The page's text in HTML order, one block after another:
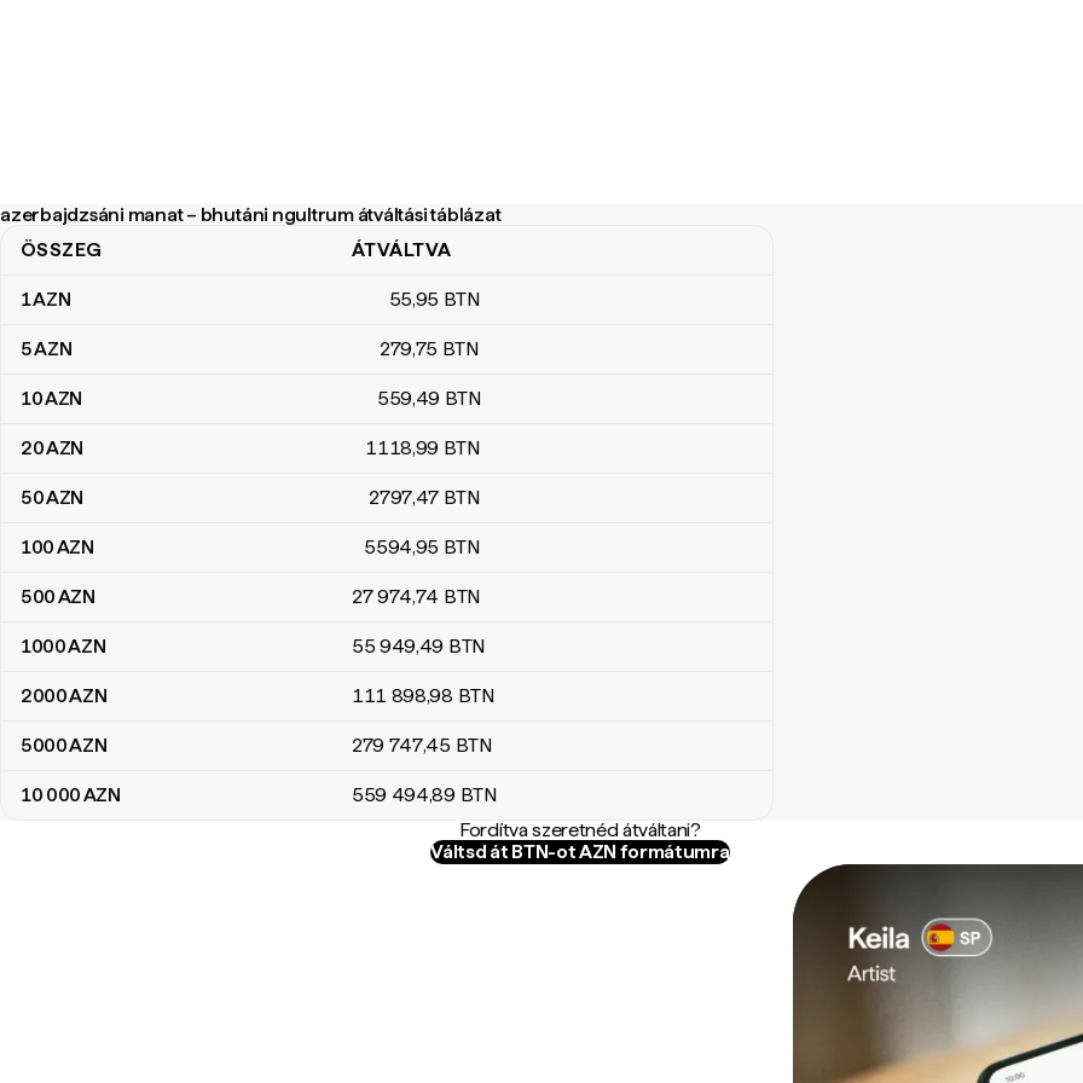
azerbajdzsáni manat – bhutáni ngultrum átváltási táblázat
azerbajdzsáni manat – bhutáni ngultrum átváltási táblázat
ÖSSZEG ÁTVÁLTVA
1AZN 55,95 BTN
5AZN 279,75 BTN
10AZN 559,49 BTN
20AZN 1118,99 BTN
50AZN 2797,47 BTN
100AZN 5594,95 BTN
500AZN 27 974,74 BTN
1000AZN 55 949,49 BTN
2000AZN 111 898,98 BTN
5000AZN 279 747,45 BTN
10 000AZN 559 494,89 BTN
Fordítva szeretnéd átváltani?
Váltsd át BTN-ot AZN formátumra